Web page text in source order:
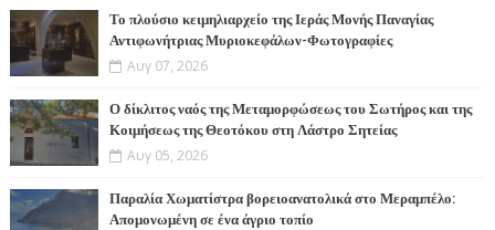
Το πλούσιο κειμηλιαρχείο της Ιεράς Μονής Παναγίας
Αντιφωνήτριας Μυριοκεφάλων-Φωτογραφίες
Αυγ 07, 2026
Ο δίκλιτος ναός της Μεταμορφώσεως του Σωτήρος και της
Κοιμήσεως της Θεοτόκου στη Λάστρο Σητείας
Αυγ 05, 2026
Παραλία Χωματίστρα βορειοανατολικά στο Μεραμπέλο:
Απομονωμένη σε ένα άγριο τοπίο